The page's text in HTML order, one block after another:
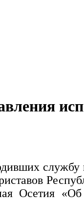
службу
Осетия «Об